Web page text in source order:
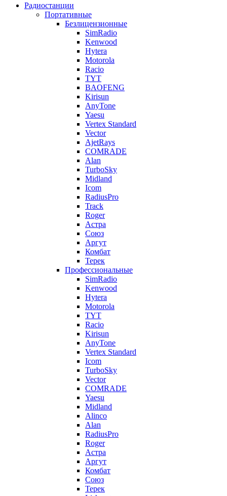
Радиостанции
Портативные
Безлицензионные
SimRadio
Kenwood
Hytera
Motorola
Racio
TYT
BAOFENG
Kirisun
AnyTone
Yaesu
Vertex Standard
Vector
AjetRays
COMRADE
Alan
TurboSky
Midland
Icom
RadiusPro
Track
Roger
Астра
Союз
Аргут
Комбат
Терек
Профессиональные
SimRadio
Kenwood
Hytera
Motorola
TYT
Racio
Kirisun
AnyTone
Vertex Standard
Icom
TurboSky
Vector
COMRADE
Yaesu
Midland
Alinco
Alan
RadiusPro
Roger
Астра
Аргут
Комбат
Союз
Терек